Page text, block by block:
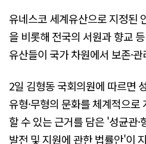
유네스코 세계유산으로 지정된
을 비롯해 전국의 서원과 향교
유산들이 국가 차원에서 보존·
2일 김형동 국회의원에 따르면
유형·무형의 문화를 체계적으로
할 수 있는 근거를 담은 '성균관·
발전 및 지원에 관한 법률안'이